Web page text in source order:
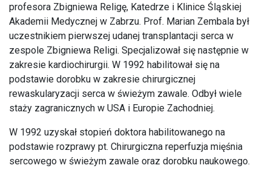
profesora Zbigniewa Religę, Katedrze i Klinice Śląskiej
Akademii Medycznej w Zabrzu. Prof. Marian Zembala był
uczestnikiem pierwszej udanej transplantacji serca w
zespole Zbigniewa Religi. Specjalizował się następnie w
zakresie kardiochirurgii. W 1992 habilitował się na
podstawie dorobku w zakresie chirurgicznej
rewaskularyzacji serca w świeżym zawale. Odbył wiele
staży zagranicznych w USA i Europie Zachodniej.
W 1992 uzyskał stopień doktora habilitowanego na
podstawie rozprawy pt. Chirurgiczna reperfuzja mięśnia
sercowego w świeżym zawale oraz dorobku naukowego.